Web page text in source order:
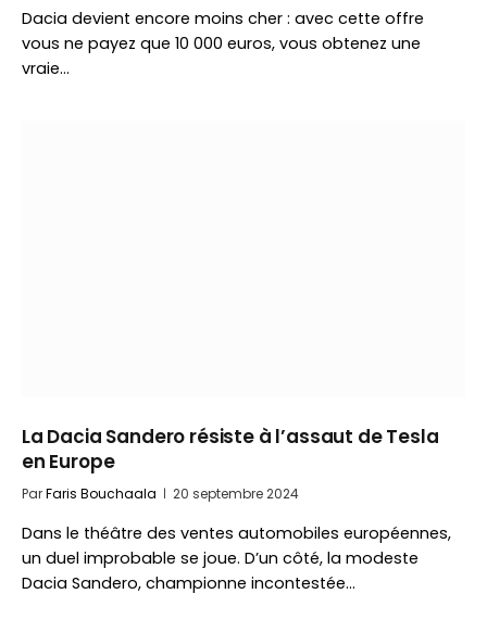
Dacia devient encore moins cher : avec cette offre
vous ne payez que 10 000 euros, vous obtenez une
vraie…
La Dacia Sandero résiste à l’assaut de Tesla
en Europe
ParFaris Bouchaala 20 septembre 2024
Dans le théâtre des ventes automobiles européennes,
un duel improbable se joue. D’un côté, la modeste
Dacia Sandero, championne incontestée…